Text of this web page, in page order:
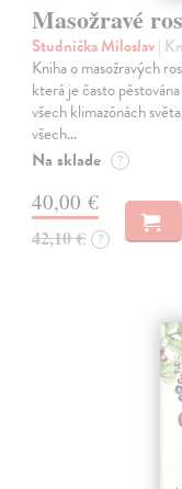
Masožravé
Studnička Miloslav|
Kniha o masožravých
která je často
všech klimazónách
všech…
Na sklade ?
40,00 €
42,10 € ?